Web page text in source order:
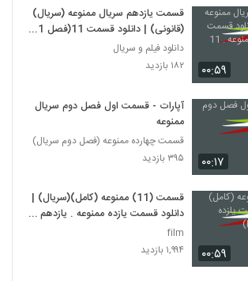
۰۰:۵۹
قسمت یازدهم سریال ممنوعه (سریال)
(قانونی) | دانلود قسمت 11(فصل 1)
سریال ممنوعه . 11
دانلود فیلم و سریال
۱۸۲ بازدید
۰۰:۱۷
آپارات - قسمت اول فصل دوم سریال
ممنوعه
قسمت چهارده ممنوعه (فصل دوم سریال)
۳۹۵ بازدید
۰۰:۵۹
قسمت (11) ممنوعه (کامل)(سریال) |
دانلود قسمت یازده ممنوعه . یازدهم
(HD)
film
۱,۹۹۴ بازدید